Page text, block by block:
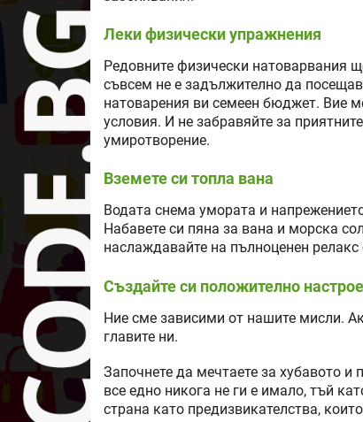
Леки физически упражнения
Редовните физически натоварвания
съвсем не е задължително да
натоварения ви семеен бюджет. Вие
условия. И не забравяйте за
умиротворение.
Вземете си топла вана
Водата снема умората и
Набавете си пяна за вана и морска
наслаждавайте на пълноценен
Създайте си положително
Ние сме зависими от нашите мисли.
главите ни.
Започнете да мечтаете за хубавото и
все едно никога не ги е имало, тъй
страна като предизвикателства,